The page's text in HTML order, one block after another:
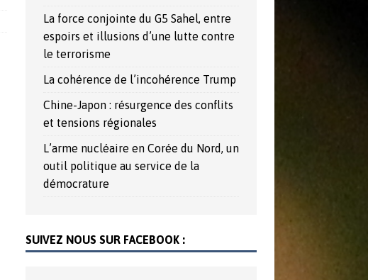
La force conjointe du G5 Sahel, entre
espoirs et illusions d’une lutte contre
le terrorisme
La cohérence de l’incohérence Trump
Chine-Japon : résurgence des conflits
et tensions régionales
L’arme nucléaire en Corée du Nord, un
outil politique au service de la
démocrature
SUIVEZ NOUS SUR FACEBOOK :